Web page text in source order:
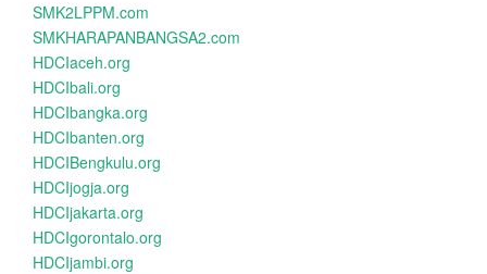
SMK2LPPM.com
SMKHARAPANBANGSA2.com
HDCIaceh.org
HDCIbali.org
HDCIbangka.org
HDCIbanten.org
HDCIBengkulu.org
HDCIjogja.org
HDCIjakarta.org
HDCIgorontalo.org
HDCIjambi.org